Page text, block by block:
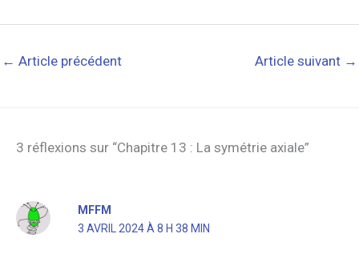
← Article précédent Article suivant →
3 réflexions sur “Chapitre 13 : La symétrie axiale”
MFFM
3 AVRIL 2024 À 8 H 38 MIN